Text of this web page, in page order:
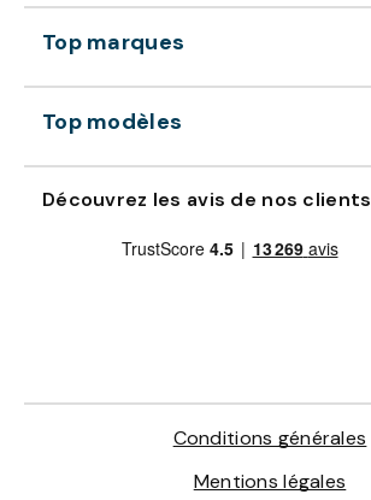
Top marques
Top modèles
Découvrez les avis de nos clients
Conditions générales
Mentions légales